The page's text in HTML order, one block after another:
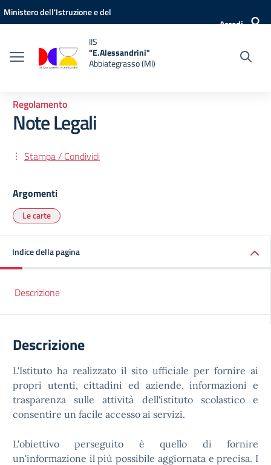
Vai ai contenuti
Vai al menu di navigazione
Vai al footer
Ministero dell'Istruzione e del
Accedi
IIS
"E.Alessandrini"
Abbiategrasso (MI)
Regolamento
Note Legali
Stampa / Condividi
Argomenti
Le carte
Indice della pagina
Descrizione
Descrizione
L'Istituto ha realizzato il sito ufficiale per fornire ai
propri utenti, cittadini ed aziende, informazioni e
trasparenza sulle attività dell'istituto scolastico e
consentire un facile accesso ai servizi.
L'obiettivo perseguito è quello di fornire
un'informazione il più possibile aggiornata e precisa. I